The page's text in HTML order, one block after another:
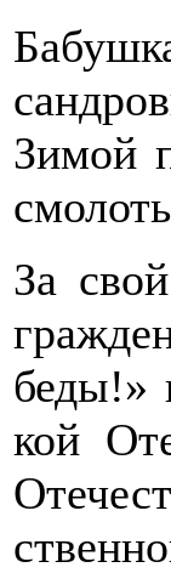
Зимой
За
беды!»
кой